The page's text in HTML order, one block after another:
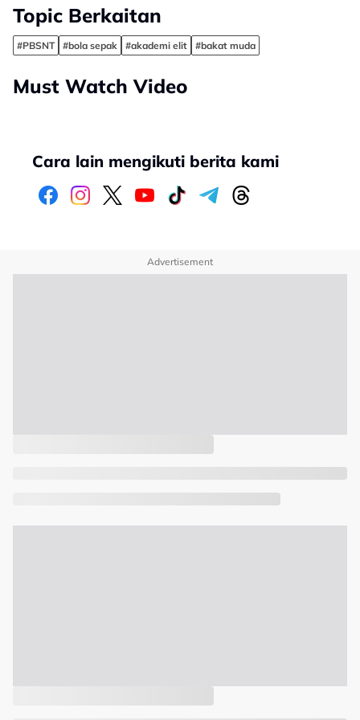
Topic Berkaitan
#PBSNT #bola sepak #akademi elit #bakat muda
Must Watch Video
Cara lain mengikuti berita kami
Advertisement